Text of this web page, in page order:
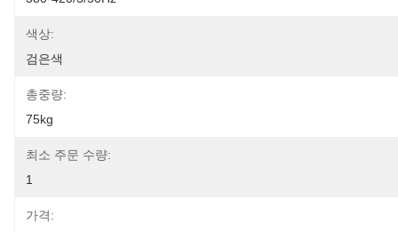
색상:
검은색
총중량:
75kg
최소 주문 수량:
1
가격: